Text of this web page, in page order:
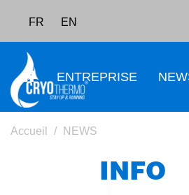
FR EN
ENTREPRISE
Accueil NEWS
INFO